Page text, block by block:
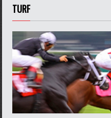
TURF